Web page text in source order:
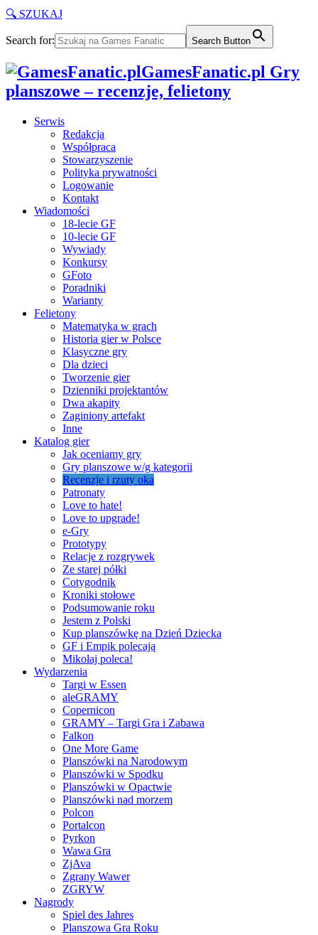
🔍 SZUKAJ
Search for: Search Button
GamesFanatic.pl Gry
planszowe – recenzje, felietony
Serwis
Redakcja
Współpraca
Stowarzyszenie
Polityka prywatności
Logowanie
Kontakt
Wiadomości
18-lecie GF
10-lecie GF
Wywiady
Konkursy
GFoto
Poradniki
Warianty
Felietony
Matematyka w grach
Historia gier w Polsce
Klasyczne gry
Dla dzieci
Tworzenie gier
Dzienniki projektantów
Dwa akapity
Zaginiony artefakt
Inne
Katalog gier
Jak oceniamy gry
Gry planszowe w/g kategorii
Recenzje i rzuty oka
Patronaty
Love to hate!
Love to upgrade!
e-Gry
Prototypy
Relacje z rozgrywek
Ze starej półki
Cotygodnik
Kroniki stołowe
Podsumowanie roku
Jestem z Polski
Kup planszówkę na Dzień Dziecka
GF i Empik polecają
Mikołaj poleca!
Wydarzenia
Targi w Essen
aleGRAMY
Copernicon
GRAMY – Targi Gra i Zabawa
Falkon
One More Game
Planszówki na Narodowym
Planszówki w Spodku
Planszówki w Opactwie
Planszówki nad morzem
Polcon
Portalcon
Pyrkon
Wawa Gra
ZjAva
Zgrany Wawer
ZGRYW
Nagrody
Spiel des Jahres
Planszowa Gra Roku